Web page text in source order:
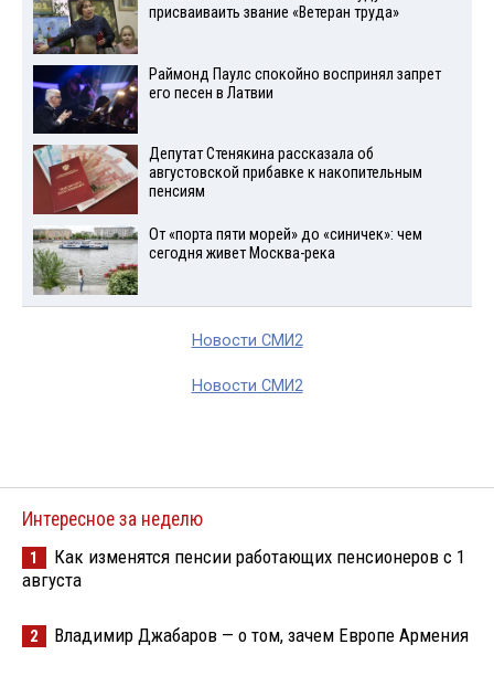
присваиваить звание «Ветеран труда»
Раймонд Паулс спокойно воспринял запрет
его песен в Латвии
Депутат Стенякина рассказала об
августовской прибавке к накопительным
пенсиям
От «порта пяти морей» до «синичек»: чем
сегодня живет Москва-река
Новости СМИ2
Новости СМИ2
Интересное за неделю
1
Как изменятся пенсии работающих пенсионеров с 1
августа
2 Владимир Джабаров — о том, зачем Европе Армения